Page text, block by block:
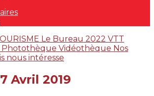
Le Bureau 2022 VTT
Photothèque Vidéothèque Nos
nous intéresse
Avril 2019